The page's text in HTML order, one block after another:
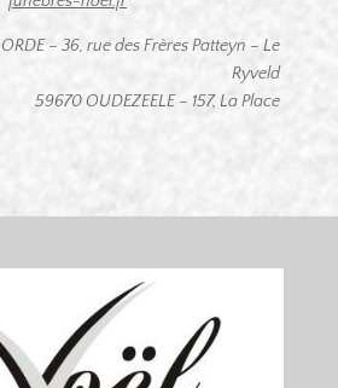
– 36, rue des Frères Patteyn – Le
Ryveld
59670 OUDEZEELE – 157, La Place